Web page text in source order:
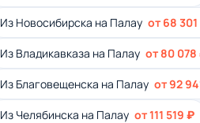
Из Новосибирска на Палау от 68
Из Владикавказа на Палау от 80 078
Из Благовещенска на Палау от 92
Из Челябинска на Палау от 111 519 ₽